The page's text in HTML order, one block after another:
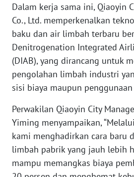
Dalam kerja sama ini, Qiaoyin
Co., Ltd. memperkenalkan
baku dan air limbah terbaru
Denitrogenation Integrated
(DIAB), yang dirancang untuk
pengolahan limbah industri
sisi biaya maupun
Perwakilan Qiaoyin City
Yiming menyampaikan,
kami menghadirkan cara baru
limbah pabrik yang jauh lebih
mampu memangkas biaya
WN
SUMBAR
WN
SUMSEL
WN
BENGKULU
LAMPUNG
WN
JATENG